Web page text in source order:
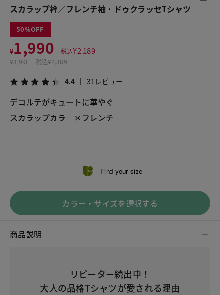
スカラップ衿／フレンチ袖・ドゥクラッセTシャツ
50
¥1,990 税込¥2,189
¥3,990 税込¥4,389
4.4 31レビュー
デコルテがキュートに華やぐ
スカラップカラー×フレンチ
Find your size
カラー・サイズを選択する
商品説明
リピーター続出中！
大人の品格Tシャツが愛される理由
この商品をシェアする
¥1,990
税込¥2,189
LINE X